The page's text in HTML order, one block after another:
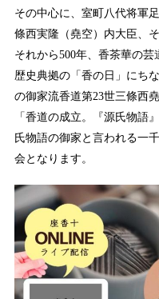
その中心に、室町八代将軍
條西実隆（堯空）内大臣、
それから500年、香茶華の芸
歴史典拠の「香の日」にち
の御家流香道第23世三條西
「香道の成立。『源氏物語
氏物語の御家と言われる一
会となります。